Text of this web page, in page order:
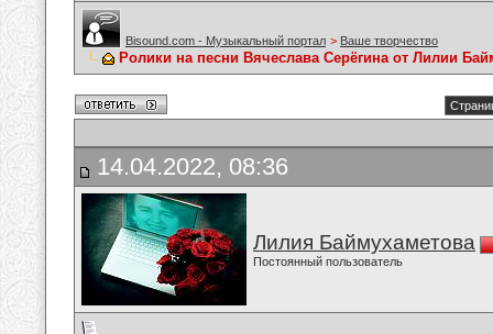
Bisound.com - Музыкальный портал > Ваше творчество
Ролики на песни Вячеслава Серёгина от Лилии
14.04.2022, 08:36
Лилия Баймухаметова
Постоянный пользователь